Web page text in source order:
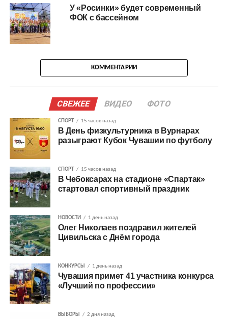
У «Росинки» будет современный
ФОК с бассейном
КОММЕНТАРИИ
СВЕЖЕЕ ВИДЕО ФОТО
СПОРТ 15 часов назад
В День физкультурника в Вурнарах
разыграют Кубок Чувашии по футболу
СПОРТ 15 часов назад
В Чебоксарах на стадионе «Спартак»
стартовал спортивный праздник
НОВОСТИ 1 день назад
Олег Николаев поздравил жителей
Цивильска с Днём города
КОНКУРСЫ 1 день назад
Чувашия примет 41 участника конкурса
«Лучший по профессии»
ВЫБОРЫ 2 дня назад